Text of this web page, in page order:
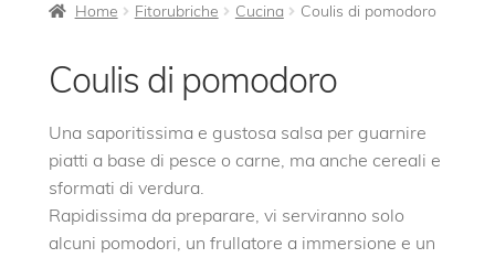
a
Home Fitorubriche Cucina Coulis di pomodoro
Coulis di pomodoro
Una saporitissima e gustosa salsa per guarnire
piatti a base di pesce o carne, ma anche cereali e
sformati di verdura.
Rapidissima da preparare, vi serviranno solo
alcuni pomodori, un frullatore a immersione e un